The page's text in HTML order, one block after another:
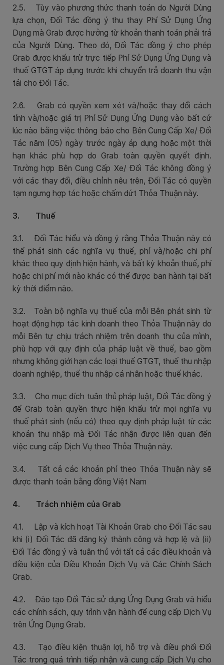
2.5. Tùy vào phương thức thanh toán do Người Dùng
lựa chọn, Đối Tác đồng ý thu thay Phí Sử Dụng Ứng
Dụng mà Grab được hưởng từ khoản thanh toán phải trả
của Người Dùng. Theo đó, Đối Tác đồng ý cho phép
Grab được khấu trừ trực tiếp Phí Sử Dụng Ứng Dụng và
thuế GTGT áp dụng trước khi chuyển trả doanh thu vận
tải cho Đối Tác.
2.6. Grab có quyền xem xét và/hoặc thay đổi cách
tính và/hoặc giá trị Phí Sử Dụng Ứng Dụng vào bất cứ
lúc nào bằng việc thông báo cho Bên Cung Cấp Xe/ Đối
Tác năm (05) ngày trước ngày áp dụng hoặc một thời
hạn khác phù hợp do Grab toàn quyền quyết định.
Trường hợp Bên Cung Cấp Xe/ Đối Tác không đồng ý
với các thay đổi, điều chỉnh nêu trên, Đối Tác có quyền
tạm ngưng hợp tác hoặc chấm dứt Thỏa Thuận này.
3. Thuế
3.1. Đối Tác hiểu và đồng ý rằng Thỏa Thuận này có
thể phát sinh các nghĩa vụ thuế, phí và/hoặc chi phí
khác theo quy định hiện hành, và bất kỳ khoản thuế, phí
hoặc chi phí mới nào khác có thể được ban hành tại bất
kỳ thời điểm nào.
3.2. Toàn bộ nghĩa vụ thuế của mỗi Bên phát sinh từ
hoạt động hợp tác kinh doanh theo Thỏa Thuận này do
mỗi Bên tự chịu trách nhiệm trên doanh thu của mình,
phù hợp với quy định của pháp luật về thuế, bao gồm
nhưng không giới hạn các loại thuế GTGT, thuế thu nhập
doanh nghiệp, thuế thu nhập cá nhân hoặc thuế khác.
3.3. Cho mục đích tuân thủ pháp luật, Đối Tác đồng ý
để Grab toàn quyền thực hiện khấu trừ mọi nghĩa vụ
thuế phát sinh (nếu có) theo quy định pháp luật từ các
khoản thu nhập mà Đối Tác nhận được liên quan đến
việc cung cấp Dịch Vụ theo Thỏa Thuận này.
3.4. Tất cả các khoản phí theo Thỏa Thuận này sẽ
được thanh toán bằng đồng Việt Nam
4. Trách nhiệm của Grab
4.1. Lập và kích hoạt Tài Khoản Grab cho Đối Tác sau
khi (i) Đối Tác đã đăng ký thành công và hợp lệ và (ii)
Đối Tác đồng ý và tuân thủ với tất cả các điều khoản và
điều kiện của Điều Khoản Dịch Vụ và Các Chính Sách
Grab.
4.2. Đào tạo Đối Tác sử dụng Ứng Dụng Grab và hiểu
các chính sách, quy trình vận hành để cung cấp Dịch Vụ
trên Ứng Dụng Grab.
4.3. Tạo điều kiện thuận lợi, hỗ trợ và điều phối Đối
Tác trong quá trình tiếp nhận và cung cấp Dịch Vụ cho